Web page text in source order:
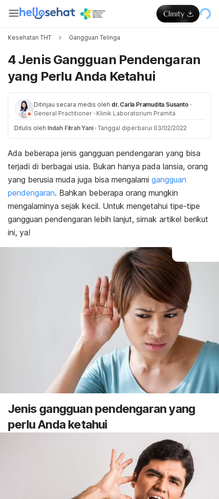
Kesehatan THT Gangguan Telinga
4 Jenis Gangguan Pendengaran
yang Perlu Anda Ketahui
Ditinjau secara medis oleh dr. Carla Pramudita Susanto ·
General Practitioner · Klinik Laboratorium Pramita
Ditulis oleh Indah Fitrah Yani · Tanggal diperbarui 03/02/2022
Ada beberapa jenis gangguan pendengaran yang bisa
terjadi di berbagai usia. Bukan hanya pada lansia, orang
yang berusia muda juga bisa mengalami gangguan
pendengaran. Bahkan beberapa orang mungkin
mengalaminya sejak kecil. Untuk mengetahui tipe-tipe
gangguan pendengaran lebih lanjut, simak artikel berikut
ini, ya!
Jenis gangguan pendengaran yang
perlu Anda ketahui